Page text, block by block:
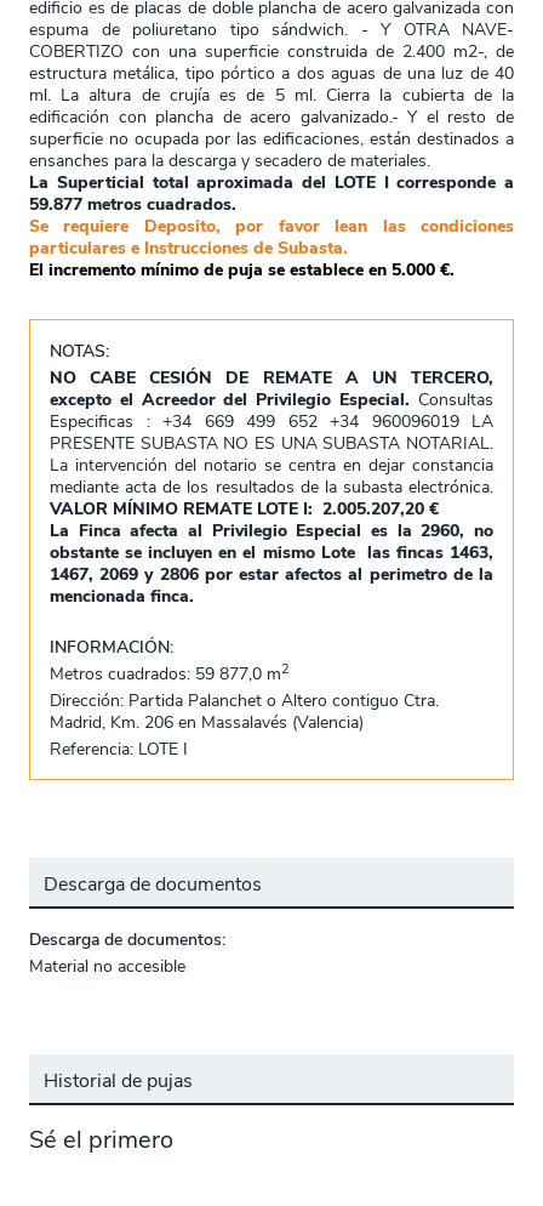
edificio es de placas de doble plancha de acero galvanizada con
espuma de poliuretano tipo sándwich. - Y OTRA NAVE-
COBERTIZO con una superficie construida de 2.400 m2-, de
estructura metálica, tipo pórtico a dos aguas de una luz de 40
ml. La altura de crujía es de 5 ml. Cierra la cubierta de la
edificación con plancha de acero galvanizado.- Y el resto de
superficie no ocupada por las edificaciones, están destinados a
ensanches para la descarga y secadero de materiales.
La Superticial total aproximada del LOTE I corresponde a
59.877 metros cuadrados.
Se requiere Deposito, por favor lean las condiciones
particulares e Instrucciones de Subasta.
El incremento mínimo de puja se establece en 5.000 €.
NOTAS:
NO CABE CESIÓN DE REMATE A UN TERCERO,
excepto el Acreedor del Privilegio Especial. Consultas
Especificas : +34 669 499 652 +34 960096019 LA
PRESENTE SUBASTA NO ES UNA SUBASTA NOTARIAL.
La intervención del notario se centra en dejar constancia
mediante acta de los resultados de la subasta electrónica.
VALOR MÍNIMO REMATE LOTE I: 2.005.207,20 €
La Finca afecta al Privilegio Especial es la 2960, no
obstante se incluyen en el mismo Lote las fincas 1463,
1467, 2069 y 2806 por estar afectos al perimetro de la
mencionada finca.
INFORMACIÓN:
Metros cuadrados: 59 877,0 m2
Dirección: Partida Palanchet o Altero contiguo Ctra.
Madrid, Km. 206 en Massalavés (Valencia)
Referencia: LOTE I
Descarga de documentos
Descarga de documentos:
Material no accesible
Historial de pujas
Sé el primero